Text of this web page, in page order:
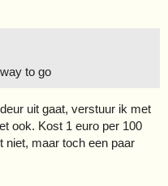
to go
uit gaat, verstuur ik met
ook. Kost 1 euro per 100
niet, maar toch een paar